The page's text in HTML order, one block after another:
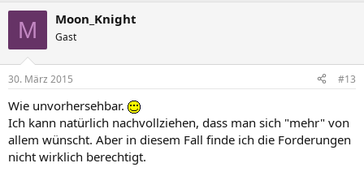
M Moon_Knight
Gast
30. März 2015 #13
Wie unvorhersehbar.
Ich kann natürlich nachvollziehen, dass man sich "mehr" von
allem wünscht. Aber in diesem Fall finde ich die Forderungen
nicht wirklich berechtigt.